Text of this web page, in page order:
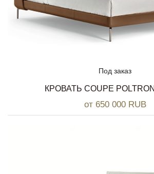
Под заказ
КРОВАТЬ COUPE
от 650 000 RUB